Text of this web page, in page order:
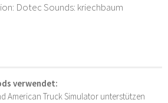
Dotec Sounds: kriechbaum
verwendet:
American Truck Simulator unterstützen